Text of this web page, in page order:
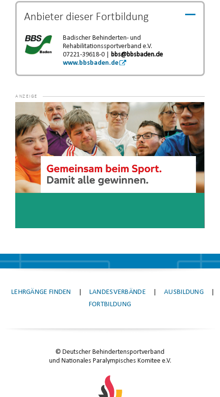
Anbieter dieser Fortbildung
Badischer Behinderten- und
Rehabilitationssportverband e.V.
07221-39618-0 | bbs@bbsbaden.de
www.bbsbaden.de
Player
LEHRGÄNGE FINDEN LANDESVERBÄNDE AUSBILDUNG
FORTBILDUNG
© Deutscher Behindertensportverband
und Nationales Paralympisches Komitee e.V.